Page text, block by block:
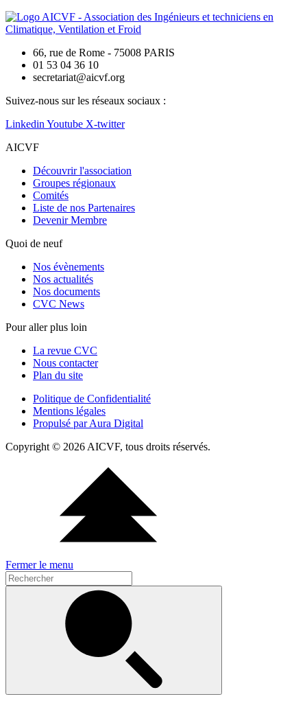
66, rue de Rome - 75008 PARIS
01 53 04 36 10
secretariat@aicvf.org
Suivez-nous sur les réseaux sociaux :
LinkedinYoutube X-twitter
AICVF
Découvrir l'association
Groupes régionaux
Comités
Liste de nos Partenaires
Devenir Membre
Quoi de neuf
Nos évènements
Nos actualités
Nos documents
CVC News
Pour aller plus loin
La revue CVC
Nous contacter
Plan du site
Politique de Confidentialité
Mentions légales
Propulsé par Aura Digital
Copyright © 2026 AICVF, tous droits réservés.
Fermer le menu